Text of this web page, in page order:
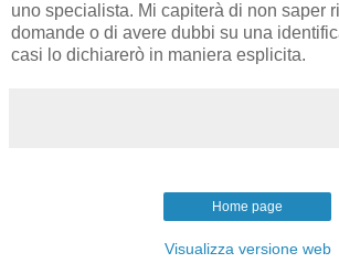
uno specialista. Mi capiterà di non saper
domande o di avere dubbi su una
casi lo dichiarerò in maniera esplicita.
Home page
Visualizza versione web